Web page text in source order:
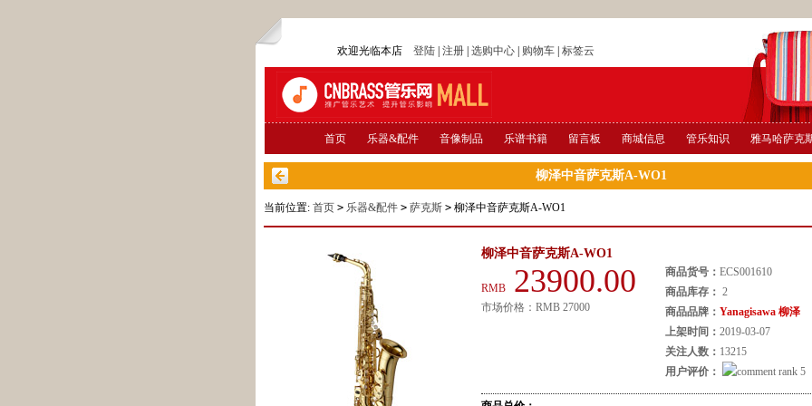
欢迎光临本店 登陆| 注册| 选购中心| 购物车| 标签云
首页 乐器&配件 音像制品 乐谱书籍 留言板 商城信息 管乐知识 雅马哈萨克
柳泽中音萨克斯A-WO1
当前位置: 首页 > 乐器&配件 > 萨克斯 > 柳泽中音萨克斯A-WO1
柳泽中音萨克斯A-WO1
RMB 23900.00
市场价格： RMB 27000
商品货号： ECS001610
商品库存： 2
商品品牌： Yanagisawa 柳泽
上架时间： 2019-03-07
关注人数： 13215
用户评价：